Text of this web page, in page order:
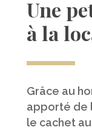
Une
à la
Grâce au
apporté de
le cachet